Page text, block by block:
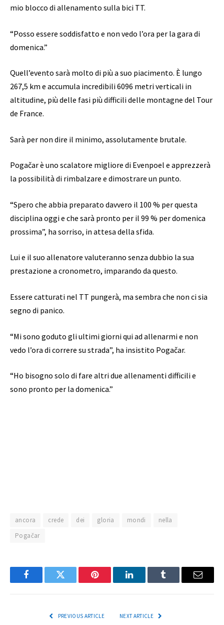
mio blocco di allenamento sulla bici TT.
“Posso essere soddisfatto e non vedo l’ora per la gara di
domenica.”
Quell’evento sarà molto di più a suo piacimento. È lungo
267,5 km e accumula incredibili 6096 metri verticali in
altitudine, più delle fasi più difficili delle montagne del Tour
de France.
Sarà per non dire il minimo, assolutamente brutale.
Pogačar è uno scalatore migliore di Evenpoel e apprezzerà
la possibilità di rimbalzare e dimostrare un punto.
“Spero che abbia preparato davvero il 100 % per questa
disciplina oggi e che sarà pronto per il 99 % per domenica
prossima”, ha sorriso, in attesa della sfida.
Lui e il suo allenatore valuteranno senza dubbio la sua
prestazione a cronometro, imparando da questo.
Essere catturati nel TT pungerà, ma sembra che non ci sia
segno di panico.
“Mi sono goduto gli ultimi giorni qui ad allenarmi e non
vedo l’ora di correre su strada”, ha insistito Pogačar.
“Ho bisogno solo di fare altri due allenamenti difficili e
sono pronto per la domenica.”
ancora crede dei gloria mondi
nella
Pogačar
FacebookTwitter Pinterest LinkedInTumblr Email
PREVIOUS ARTICLE NEXT ARTICLE